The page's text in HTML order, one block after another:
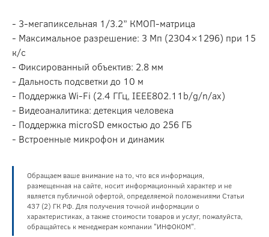
- 3-мегапиксельная 1/3.2” КМОП-матрица
- Максимальное разрешение: 3 Мп (2304×1296) при 15
к/с
- Фиксированный объектив: 2.8 мм
- Дальность подсветки до 10 м
- Поддержка Wi-Fi (2.4 ГГц, IEEE802.11b/g/n/ax)
- Видеоаналитика: детекция человека
- Поддержка microSD емкостью до 256 ГБ
- Встроенные микрофон и динамик
Обращаем ваше внимание на то, что вся информация,
размещенная на сайте, носит информационный характер и не
является публичной офертой, определяемой положениями Статьи
437 (2) ГК РФ. Для получения точной информации о
характеристиках, а также стоимости товаров и услуг, пожалуйста,
обращайтесь к менеджерам компании "ИНФОКОМ".